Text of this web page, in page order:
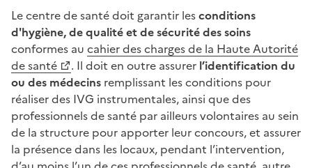
Le centre de santé doit garantir lesconditions
d'hygiène, de qualité et de sécurité des soins
conformes au cahier des charges de la Haute Autorité
de santé
. Il doit en outre assurer l’identification du
ou des médecins remplissant les conditions pour
réaliser des IVG instrumentales, ainsi que des
professionnels de santé par ailleurs volontaires au sein
de la structure pour apporter leur concours, et assurer
la présence dans les locaux, pendant l’intervention,